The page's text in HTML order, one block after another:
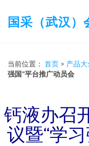
国采（武汉）
当前位置： 首页 > 产品大
强国”平台推广动员会
钙液办召
议暨“学